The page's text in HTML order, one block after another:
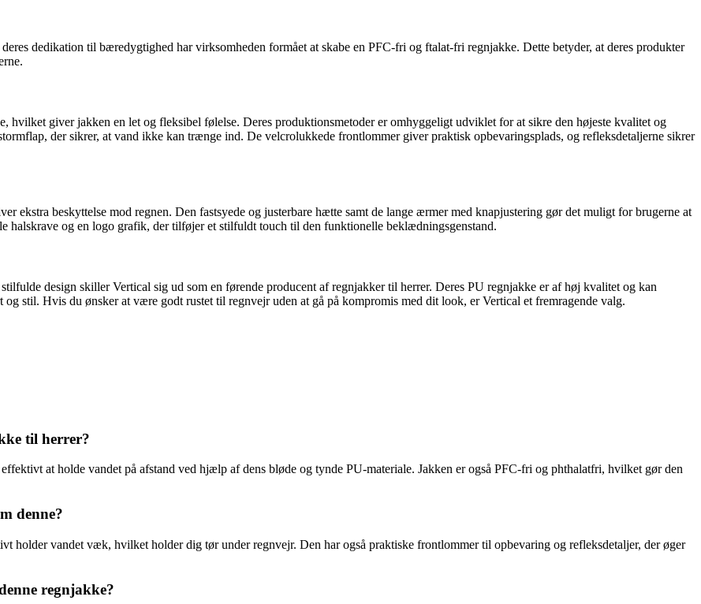
dedikation til bæredygtighed har virksomheden formået at skabe en PFC-fri og ftalat-fri regnjakke. Dette betyder, at deres produkter
hvilket giver jakken en let og fleksibel følelse. Deres produktionsmetoder er omhyggeligt udviklet for at sikre den højeste kvalitet og
der sikrer, at vand ikke kan trænge ind. De velcrolukkede frontlommer giver praktisk opbevaringsplads, og refleksdetaljerne sikrer
ekstra beskyttelse mod regnen. Den fastsyede og justerbare hætte samt de lange ærmer med knapjustering gør det muligt for brugerne at
halskrave og en logo grafik, der tilføjer et stilfuldt touch til den funktionelle beklædningsgenstand.
design skiller Vertical sig ud som en førende producent af regnjakker til herrer. Deres PU regnjakke er af høj kvalitet og kan
stil. Hvis du ønsker at være godt rustet til regnvejr uden at gå på kompromis med dit look, er Vertical et fremragende valg.
til herrer?
at holde vandet på afstand ved hjælp af dens bløde og tynde PU-materiale. Jakken er også PFC-fri og phthalatfri, hvilket gør den
denne?
holder vandet væk, hvilket holder dig tør under regnvejr. Den har også praktiske frontlommer til opbevaring og refleksdetaljer, der øger
regnjakke?